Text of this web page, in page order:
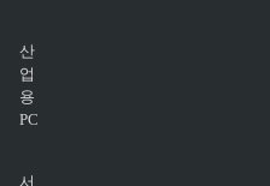
산
업
용
PC
서